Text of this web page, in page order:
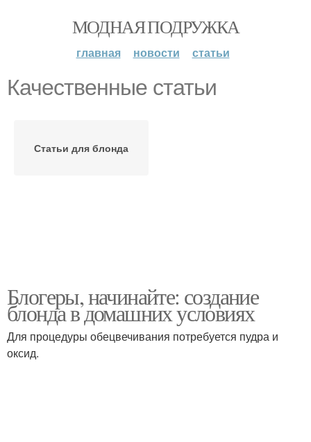
МОДНАЯ ПОДРУЖКА
главная новости статьи
Качественные статьи
Статьи для блонда
Блогеры, начинайте: создание
блонда в домашних условиях
Для процедуры обецвечивания потребуется пудра и
оксид.